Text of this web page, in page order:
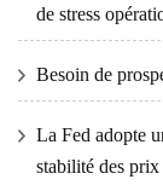
de stress
Besoin de
La Fed adopte
stabilité des prix